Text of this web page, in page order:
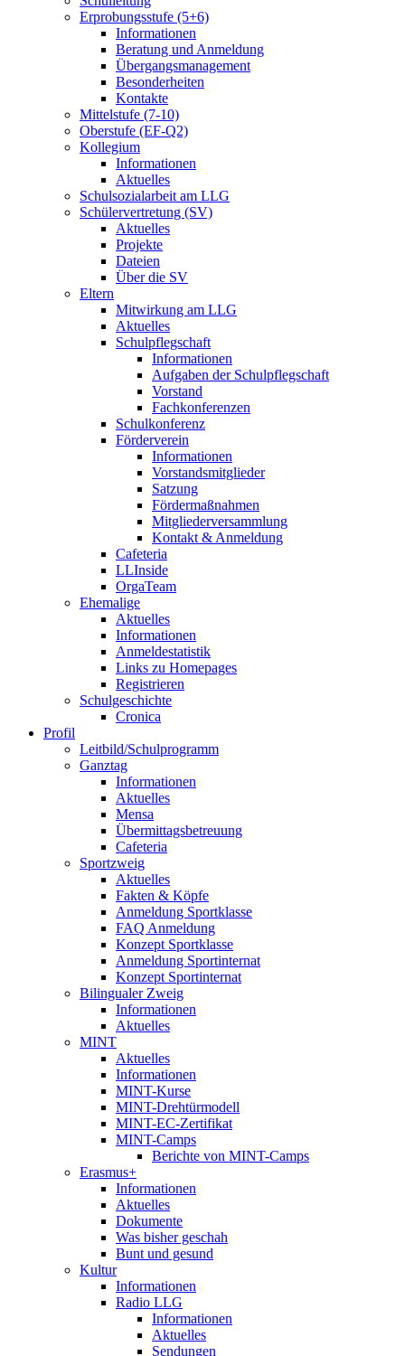
Erprobungsstufe (5+6)
Informationen
Beratung und Anmeldung
Übergangsmanagement
Besonderheiten
Kontakte
Mittelstufe (7-10)
Oberstufe (EF-Q2)
Kollegium
Informationen
Aktuelles
Schulsozialarbeit am LLG
Schülervertretung (SV)
Aktuelles
Projekte
Dateien
Über die SV
Eltern
Mitwirkung am LLG
Aktuelles
Schulpflegschaft
Informationen
Aufgaben der Schulpflegschaft
Vorstand
Fachkonferenzen
Schulkonferenz
Förderverein
Informationen
Vorstandsmitglieder
Satzung
Fördermaßnahmen
Mitgliederversammlung
Kontakt & Anmeldung
Cafeteria
LLInside
OrgaTeam
Ehemalige
Aktuelles
Informationen
Anmeldestatistik
Links zu Homepages
Registrieren
Schulgeschichte
Cronica
Profil
Leitbild/Schulprogramm
Ganztag
Informationen
Aktuelles
Mensa
Übermittagsbetreuung
Cafeteria
Sportzweig
Aktuelles
Fakten & Köpfe
Anmeldung Sportklasse
FAQ Anmeldung
Konzept Sportklasse
Anmeldung Sportinternat
Konzept Sportinternat
Bilingualer Zweig
Informationen
Aktuelles
MINT
Aktuelles
Informationen
MINT-Kurse
MINT-Drehtürmodell
MINT-EC-Zertifikat
MINT-Camps
Berichte von MINT-Camps
Erasmus+
Informationen
Aktuelles
Dokumente
Was bisher geschah
Bunt und gesund
Kultur
Informationen
Radio LLG
Informationen
Aktuelles
Sendungen